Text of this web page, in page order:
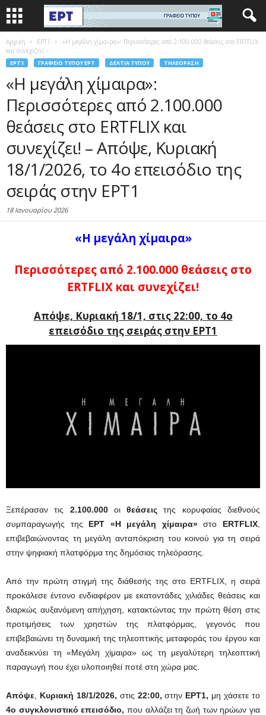
Αρχική EΡΤ1
«Η μεγάλη χίμαιρα»: Περισσότερες από 2.100.000 θεάσεις στο ERTFLIX
και συνεχίζει! –...
EΡΤ1 ΓΡΑΦΕΊΟ ΤΎΠΟΥ ΕΡΤ ΔΕΛΤΊΑ ΤΎΠΟΥ ΤΗΛΕΌΡΑΣΗ
«Η μεγάλη χίμαιρα»:
Περισσότερες από 2.100.000
θεάσεις στο ERTFLIX και
συνεχίζει! – Απόψε, Κυριακή
18/1/2026, το 4ο επεισόδιο της
σειράς στην ΕΡΤ1
18 Ιανουαρίου 2026
«Η μεγάλη χίμαιρα»
Περισσότερες από 2.100.000 θεάσεις στο
ERTFLIX και συνεχίζει!
Απόψε, Κυριακή 18/1, στις 22:00, το 4ο
επεισόδιο της σειράς στην ΕΡΤ1
Ξεπέρασαν τις 2.100.000 οιθεάσεις της κορυφαίας διεθνούς
συμπαραγωγής της ΕΡΤ «Η μεγάλη χίμαιρα»στο ERTFLIX
επιβεβαιώνοντας τη μεγάλη ανταπόκριση του κοινού για τη σειρά
στην ψηφιακή πλατφόρμα της δημόσιας τηλεόρασης.
Από την πρώτη στιγμή της διάθεσής της στο ERTFLIX, η σειρά
προκάλεσε έντονο ενδιαφέρον με εκατοντάδες χιλιάδες θεάσεις και
διαρκώς αυξανόμενη απήχηση, κατακτώντας την πρώτη θέση στις
προτιμήσεις των χρηστών της πλατφόρμας, γεγονός που
επιβεβαιώνει τη δυναμική της τηλεοπτικής μεταφοράς του έργου και
αναδεικνύει τη «Μεγάλη χίμαιρα» ως τη μεγαλύτερη τηλεοπτική
παραγωγή που έχει υλοποιηθεί ποτέ στη χώρα μας.
Απόψε Κυριακή 18/1/2026, στις 22:00, στην ΕΡΤ1, μη χάσετε το
4ο συγκλονιστικό επεισόδιο, που αλλάζει τη ζωή των ηρώων για